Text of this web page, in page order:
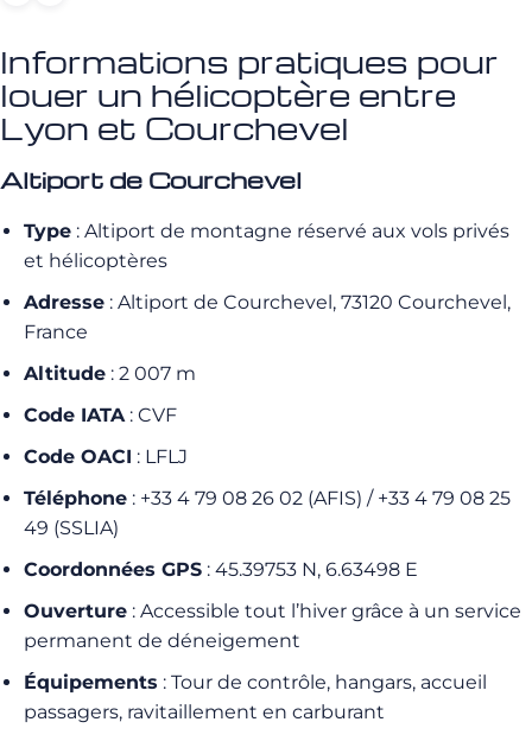
Informations pratiques pour
louer un hélicoptère entre
Lyon et Courchevel
Altiport de Courchevel
Type : Altiport de montagne réservé aux vols privés
et hélicoptères
Adresse : Altiport de Courchevel, 73120 Courchevel,
France
Altitude : 2 007 m
Code IATA: CVF
Code OACI : LFLJ
Téléphone : +33 4 79 08 26 02 (AFIS) / +33 4 79 08 25
49 (SSLIA)
Coordonnées GPS : 45.39753 N, 6.63498 E
Ouverture : Accessible tout l’hiver grâce à un service
permanent de déneigement
Équipements : Tour de contrôle, hangars, accueil
passagers, ravitaillement en carburant